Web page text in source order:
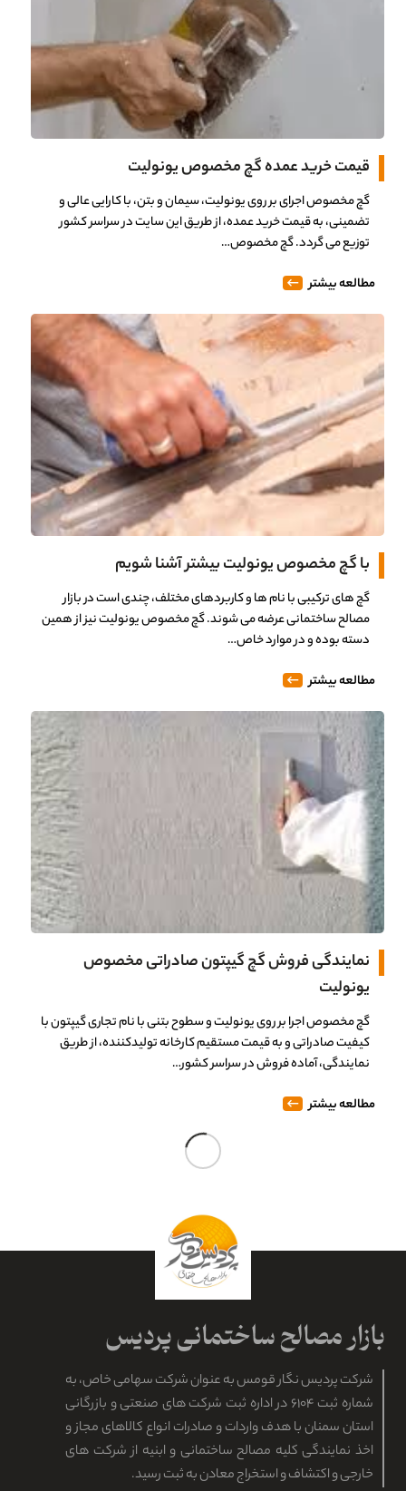
قیمت خرید عمده گچ مخصوص یونولیت
گچ مخصوص اجرای بر روی یونولیت، سیمان و بتن، با کارایی عالی و
تضمینی، به قیمت خرید عمده، از طریق این سایت در سراسر کشور
توزیع می گردد. گچ مخصوص…
مطالعه بیشتر
با گچ مخصوص یونولیت بیشتر آشنا شویم
گچ های ترکیبی با نام ها و کاربردهای مختلف، چندی است در بازار
مصالح ساختمانی عرضه می شوند. گچ مخصوص یونولیت نیز از همین
دسته بوده و در موارد خاص…
مطالعه بیشتر
نمایندگی فروش گچ گیپتون صادراتی مخصوص
یونولیت
گچ مخصوص اجرا بر روی یونولیت و سطوح بتنی با نام تجاری گیپتون با
کیفیت صادراتی و به قیمت مستقیم کارخانه تولیدکننده، از طریق
نمایندگی، آماده فروش در سراسر کشور…
مطالعه بیشتر
نمایندگی فروش بهترین گچ سمنان
انواع گچ سفید ساختمانی سمنان با بهترین کیفیت توسط نمایندگی
معتبر و فعال در سطح کشور، به قیمت تحویل درب کارخانه به فروش
می رسد. فراوانی سنگ گچ در ایران…